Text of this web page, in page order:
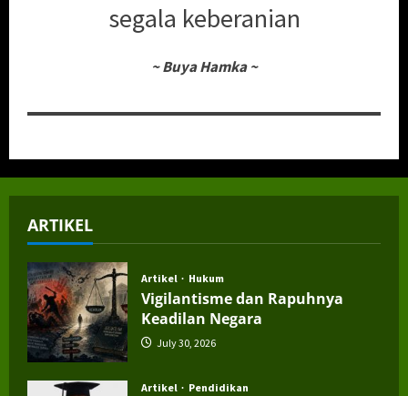
segala keberanian
~ Buya Hamka ~
ARTIKEL
Artikel Hukum
Vigilantisme dan Rapuhnya
Keadilan Negara
July 30, 2026
Artikel Pendidikan